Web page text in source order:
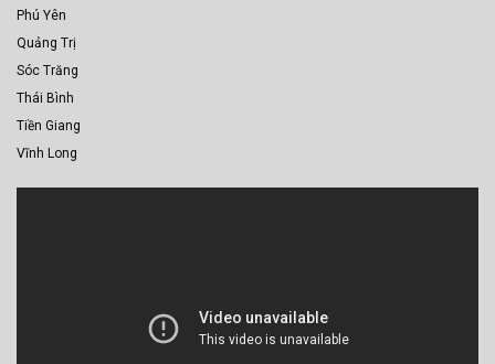
Phú Yên
Quảng Trị
Sóc Trăng
Thái Bình
Tiền Giang
Vĩnh Long